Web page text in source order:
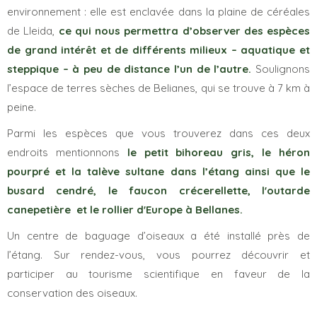
environnement : elle est enclavée dans la plaine de céréales
de Lleida, ce qui nous permettra d’observer des espèces
de grand intérêt et de différents milieux – aquatique et
steppique – à peu de distance l’un de l’autre. Soulignons
l’espace de terres sèches de Belianes, qui se trouve à 7 km à
peine.
Parmi les espèces que vous trouverez dans ces deux
endroits mentionnons le petit bihoreau gris, le héron
pourpré et la talève sultane dans l’étang ainsi que le
busard cendré, le faucon crécerellette, l'outarde
canepetière et le rollier d'Europe à Bellanes.
Un centre de baguage d’oiseaux a été installé près de
l’étang. Sur rendez-vous, vous pourrez découvrir et
participer au tourisme scientifique en faveur de la
conservation des oiseaux.